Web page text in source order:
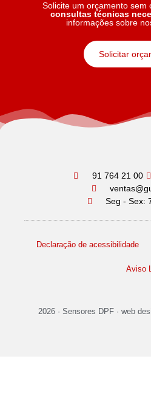
Solicite um orçamento sem
consultas técnicas
informações sobre
Solicitar
91 764 21 00
Seg - Sex:
Declaração de acessibilidade
Aviso
2026 · Sensores DPF · web